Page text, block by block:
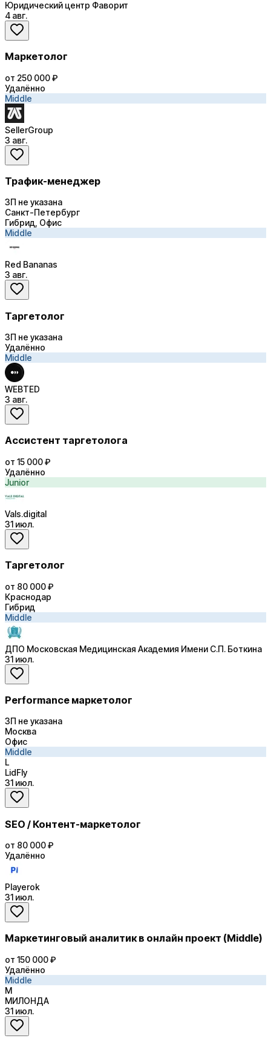
Юридический центр Фаворит
4 авг.
Маркетолог
от 250 000 ₽
Удалённо
Middle
SellerGroup
3 авг.
Трафик-менеджер
ЗП не указана
Санкт-Петербург
Гибрид, Офис
Middle
Red Bananas
3 авг.
Таргетолог
ЗП не указана
Удалённо
Middle
WEBTED
3 авг.
Ассистент таргетолога
от 15 000 ₽
Удалённо
Junior
Vals.digital
31 июл.
Таргетолог
от 80 000 ₽
Краснодар
Гибрид
Middle
ДПО Московская Медицинская Академия Имени С.П. Боткина
31 июл.
Performance маркетолог
ЗП не указана
Москва
Офис
Middle
L
LidFly
31 июл.
SEO / Контент-маркетолог
от 80 000 ₽
Удалённо
Playerok
31 июл.
Маркетинговый аналитик в онлайн проект (Middle)
от 150 000 ₽
Удалённо
Middle
М
МИЛОНДА
31 июл.